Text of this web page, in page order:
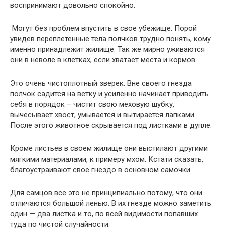
воспринимают довольно спокойно.
Могут без проблем впустить в свое убежище. Порой
увидев переплетенные тела полчков трудно понять, кому
именно принадлежит жилище. Так же мирно уживаются
они в неволе в клетках, если хватает места и кормов.
Это очень чистоплотный зверек. Вне своего гнезда
полчок садится на ветку и усиленно начинает приводить
себя в порядок – чистит свою меховую шубку,
вычесывает хвост, умывается и вытирается лапками.
После этого животное скрывается под листками в дупле.
Кроме листьев в своем жилище они выстилают другими
мягкими материалами, к примеру мхом. Кстати сказать,
благоустраивают свое гнездо в основном самочки.
Для самцов все это не принципиально потому, что они
отличаются большой ленью. В их гнезде можно заметить
один — два листка и то, по всей видимости попавших
туда по чистой случайности.